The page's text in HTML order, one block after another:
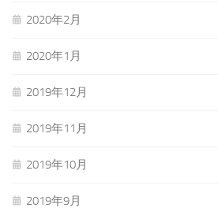
2020年2月
2020年1月
2019年12月
2019年11月
2019年10月
2019年9月